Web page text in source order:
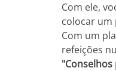
Com ele,
colocar um
Com um
refeições